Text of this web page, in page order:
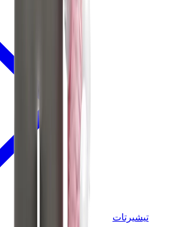
تيشيرتات